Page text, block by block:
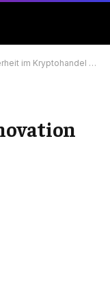
im Kryptohandel voran